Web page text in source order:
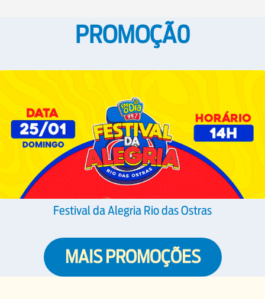
PROMOÇÃ0
Festival da Alegria Rio das Ostras
MAIS PROMOÇÕES